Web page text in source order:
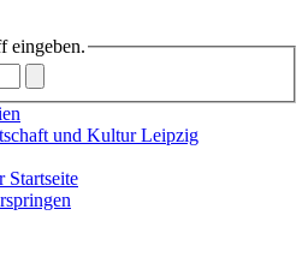
eingeben.
und Kultur Leipzig